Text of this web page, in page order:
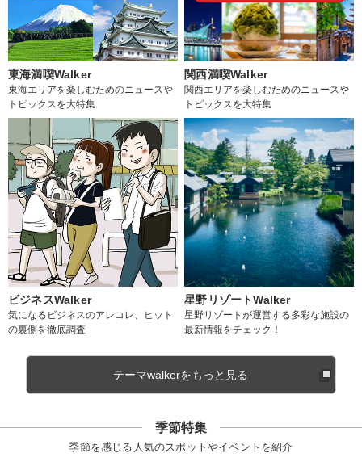
東海満喫Walker
東海エリアを楽しむためのニュースや
トピックスを大特集
関西満喫Walker
関西エリアを楽しむためのニュースや
トピックスを大特集
ビジネスWalker
気になるビジネスのアレコレ、ヒット
の裏側を徹底調査
星野リゾートWalker
星野リゾートが運営する多彩な施設の
最新情報をチェック！
テーマwalkerをもっと見る
季節特集
季節を感じる人気のスポットやイベントを紹介